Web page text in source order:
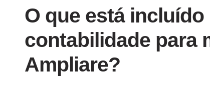
O que está incluído
contabilidade para
Ampliare?